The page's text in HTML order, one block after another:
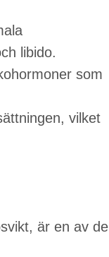
libido.
som
vilket
är en av de